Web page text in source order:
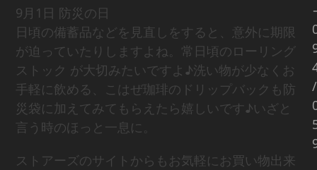
9月1日 防災の日
日頃の備蓄品などを見直しをすると、意外に期限
が迫っていたりしますよね。常日頃のローリング
ストック が大切みたいですよ♪洗い物が少なくお
手軽に飲める、こはぜ珈琲のドリップバックも防
災袋に加えてみてもらえたら嬉しいです♪いざと
言う時のほっと一息に。
ストアーズのサイトからもお気軽にお買い物出来
/